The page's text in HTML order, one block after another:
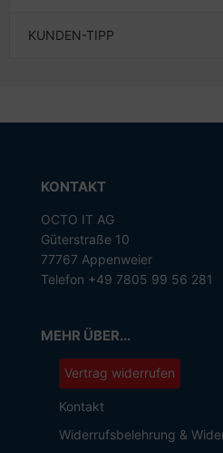
KUNDEN-TIPP
KONTAKT
OCTO IT AG
Güterstraße 10
77767 Appenweier
Telefon +49 7805 99 56 281
MEHR ÜBER...
Vertrag widerrufen
Kontakt
Widerrufsbelehrung &